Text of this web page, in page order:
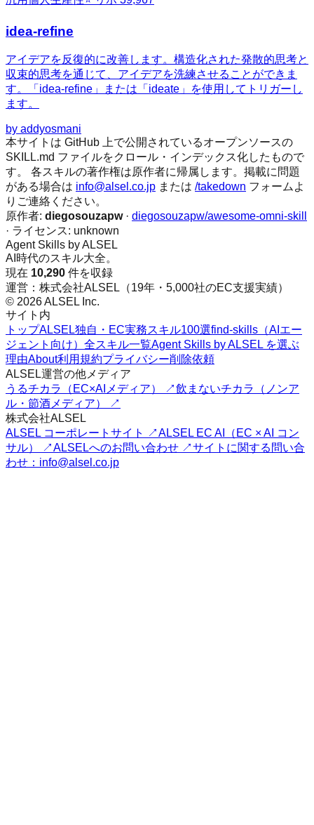
idea-refine
アイデアを反復的に改善します。構造化された発散的思考と
収束的思考を通じて、アイデアを洗練させることができま
す。「idea-refine」または「ideate」を使用してトリガーし
ます。
by addyosmani
本サイトは GitHub 上で公開されているオープンソースの
SKILL.md ファイルをクロール・インデックス化したもので
す。 各スキルの著作権は原作者に帰属します。掲載に問題
がある場合は info@alsel.co.jp または /takedown フォームよ
りご連絡ください。
原作者: diegosouzapw· diegosouzapw/awesome-omni-skill
· ライセンス: unknown
Agent Skills by ALSEL
AI時代のスキル大全。
現在 10,290 件を収録
運営：株式会社ALSEL（19年・5,000社のEC支援実績）
© 2026 ALSEL Inc.
サイト内
トップALSEL独自・EC実務スキル100選find-skills（AIエー
ジェント向け） 全スキル一覧Agent Skills by ALSEL を選ぶ
理由About利用規約プライバシー削除依頼
ALSEL運営の他メディア
うるチカラ（EC×AIメディア） ↗飲まないチカラ（ノンア
ル・節酒メディア） ↗
株式会社ALSEL
ALSEL コーポレートサイト ↗ALSEL EC AI（EC × AI コン
サル） ↗ALSELへのお問い合わせ ↗サイトに関する問い合
わせ：info@alsel.co.jp